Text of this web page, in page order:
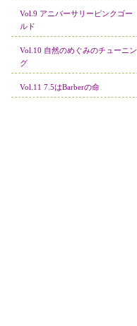
Vol.9 アニバーサリーピンクゴー
ルド
Vol.10 自然のめぐみのチューニン
グ
Vol.11 7.5はBarberの命